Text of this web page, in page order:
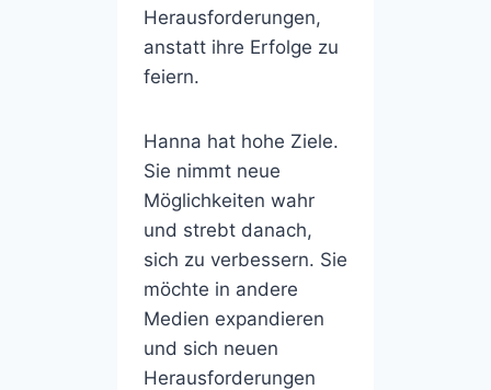
Herausforderungen,
anstatt ihre Erfolge zu
feiern.
Hanna hat hohe Ziele.
Sie nimmt neue
Möglichkeiten wahr
und strebt danach,
sich zu verbessern. Sie
möchte in andere
Medien expandieren
und sich neuen
Herausforderungen